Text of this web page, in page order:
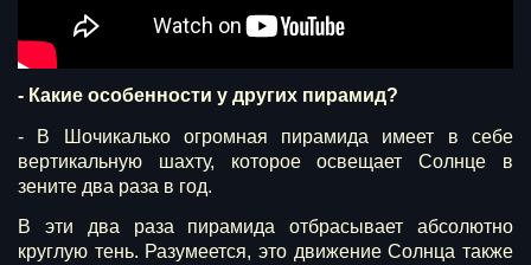
- Какие особенности у других пирамид?
- В Шочикалько огромная пирамида имеет в себе
вертикальную шахту, которое освещает Солнце в
зените два раза в год.
В эти два раза пирамида отбрасывает абсолютно
круглую тень. Разумеется, это движение Солнца также